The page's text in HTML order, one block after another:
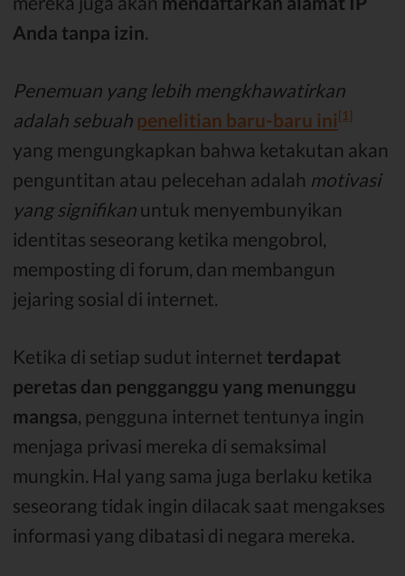
Anda tanpa izin
Penemuan yang lebih mengkhawatirkan
adalah sebuah penelitian baru-baru ini[1]
yang mengungkapkan bahwa ketakutan akan
penguntitan atau pelecehan adalah motivasi
yang signifikan untuk menyembunyikan
identitas seseorang ketika mengobrol,
memposting di forum, dan membangun
jejaring sosial di internet.
Ketika di setiap sudut internet terdapat
peretas dan pengganggu yang menunggu
mangsa, pengguna internet tentunya ingin
menjaga privasi mereka di semaksimal
mungkin. Hal yang sama juga berlaku ketika
seseorang tidak ingin dilacak saat mengakses
informasi yang dibatasi di negara mereka.